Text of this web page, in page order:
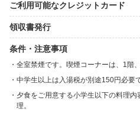
ご利用可能なクレジットカード
領収書発行
条件・注意事項
全室禁煙です。喫煙コーナーは、1階
中学生以上は入湯税が別途150円必要で
夕食をご用意する小学生以下の料理
理。